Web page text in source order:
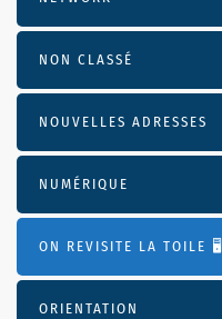
NON CLASSÉ
NOUVELLES ADRESSES
NUMÉRIQUE
ON REVISITE LA TOILE 🖥️
ORIENTATION